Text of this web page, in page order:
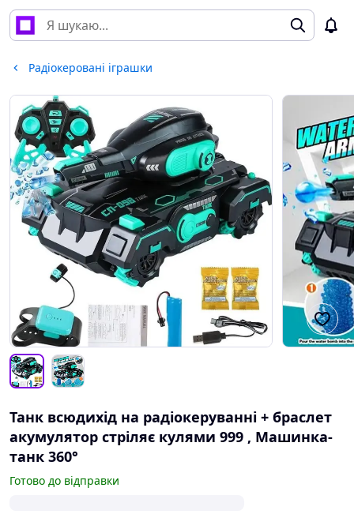
Радіокеровані іграшки
Танк всюдихід на радіокеруванні + браслет
акумулятор стріляє кулями 999 , Машинка-
танк 360°
Готово до відправки